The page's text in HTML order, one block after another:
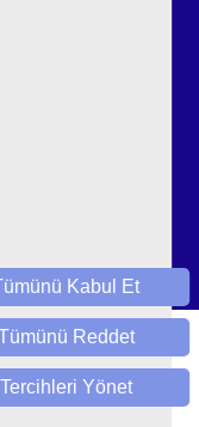
Kabul Et
Reddet
Tercihleri Yönet
Başvurusu